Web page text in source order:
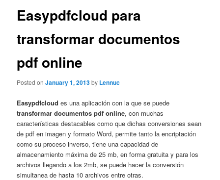
Easypdfcloud para
transformar documentos
pdf online
Posted onJanuary 1, 2013by Lennuc
Easypdfcloud es una aplicación con la que se puede
transformar documentos pdf online, con muchas
características destacables como que dichas conversiones sean
de pdf en imagen y formato Word, permite tanto la encriptación
como su proceso inverso, tiene una capacidad de
almacenamiento máxima de 25 mb, en forma gratuita y para los
archivos llegando a los 2mb, se puede hacer la conversión
simultanea de hasta 10 archivos entre otras.